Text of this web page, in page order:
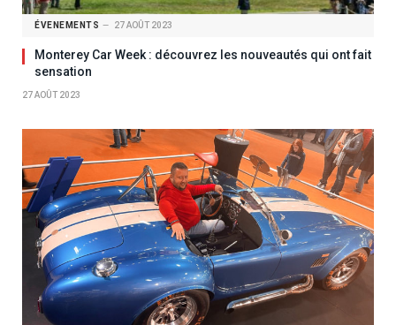
ÉVENEMENTS 27 AOÛT 2023
Monterey Car Week : découvrez les nouveautés qui ont fait
sensation
27 AOÛT 2023